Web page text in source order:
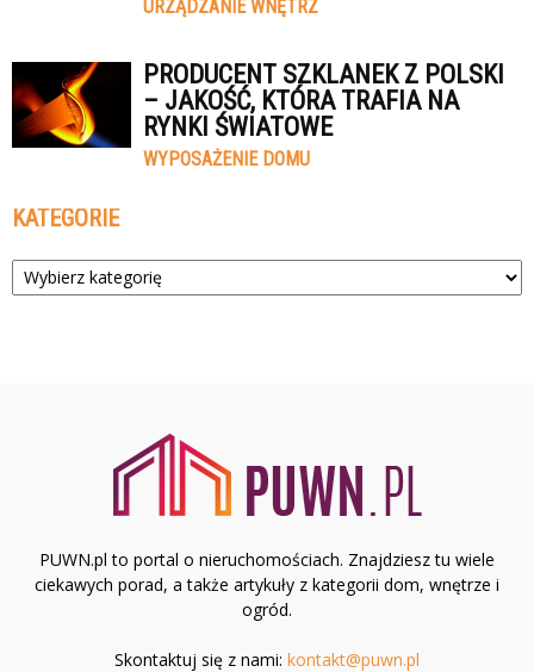
URZĄDZANIE WNĘTRZ
PRODUCENT SZKLANEK Z POLSKI
– JAKOŚĆ, KTÓRA TRAFIA NA
RYNKI ŚWIATOWE
WYPOSAŻENIE DOMU
KATEGORIE
Kategorie
PUWN.pl to portal o nieruchomościach. Znajdziesz tu wiele
ciekawych porad, a także artykuły z kategorii dom, wnętrze i
ogród.
Skontaktuj się z nami: kontakt@puwn.pl